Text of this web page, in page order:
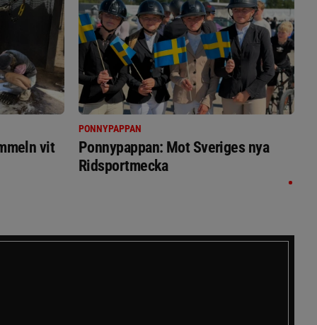
vit
PONNYPAPPAN
Ponnypappan: Mot Sveriges nya
Ridsportmecka